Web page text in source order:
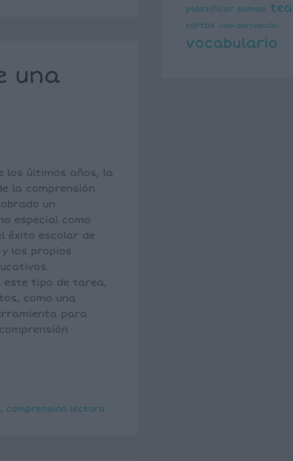
una
los últimos años, la
la comprensión
un
especial como
éxito escolar de
los propios
este tipo de tarea,
como una
para
, comprensión lectora
plastificar sumas tea
cortos
viso-percepción
vocabulario